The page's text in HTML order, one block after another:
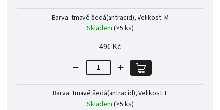
Barva: tmavě šedá(antracid), Velikost: M
Skladem (>5 ks)
490 Kč
Barva: tmavě šedá(antracid), Velikost: L
Skladem (>5 ks)